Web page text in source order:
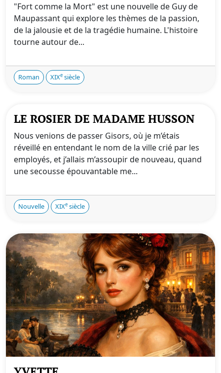
"Fort comme la Mort" est une nouvelle de Guy de
Maupassant qui explore les thèmes de la passion,
de la jalousie et de la tragédie humaine. L'histoire
tourne autour de...
Roman XIXe siècle
LE ROSIER DE MADAME HUSSON
Nous venions de passer Gisors, où je m’étais
réveillé en entendant le nom de la ville crié par les
employés, et j’allais m’assoupir de nouveau, quand
une secousse épouvantable me...
Nouvelle XIXe siècle